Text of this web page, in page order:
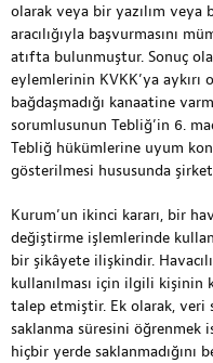
olarak veya bir yazılım
aracılığıyla başvurmasını
atıfta bulunmuştur. Sonuç
eylemlerinin KVKK’ya
bağdaşmadığı kanaatine
sorumlusunun Tebliğ’in 6.
Tebliğ hükümlerine uyum
gösterilmesi hususunda
Kurum’un ikinci kararı, bir
değiştirme işlemlerinde
bir şikâyete ilişkindir.
kullanılması için ilgili
talep etmiştir. Ek olarak, veri
saklanma süresini
hiçbir yerde saklanmadığını